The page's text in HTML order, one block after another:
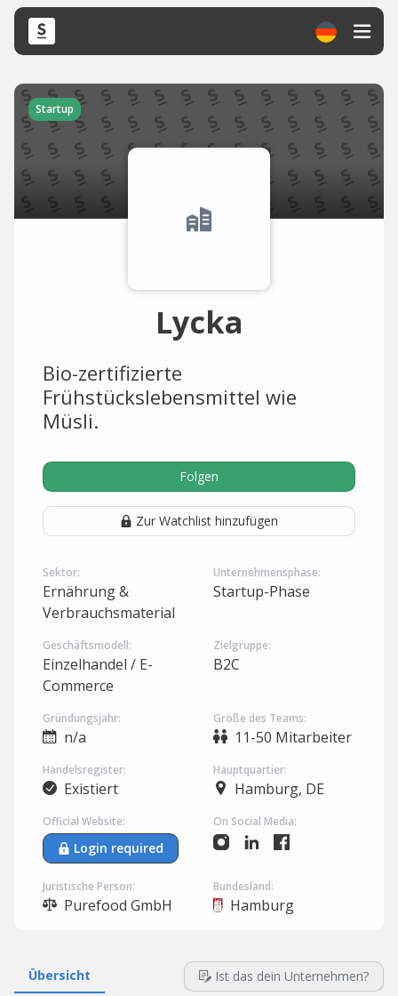
Startup
Lycka
Bio-zertifizierte
Frühstückslebensmittel wie
Müsli.
Folgen
Zur Watchlist hinzufügen
Sektor:
Ernährung &
Verbrauchsmaterial
Unternehmensphase:
Startup-Phase
Geschäftsmodell:
Einzelhandel / E-
Commerce
Zielgruppe:
B2C
Gründungsjahr:
n/a
Größe des Teams:
11-50 Mitarbeiter
Handelsregister:
Existiert
Hauptquartier:
Hamburg, DE
Official Website:
Login required
On Social Media:
Juristische Person:
Purefood GmbH
Bundesland:
Hamburg
Übersicht Ist das dein Unternehmen?